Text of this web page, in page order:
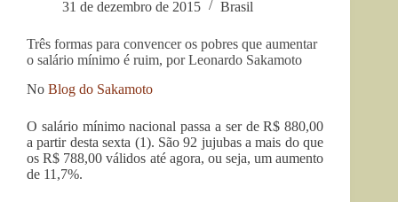
assassinado
sai
no
jornal]
31 de dezembro de 2015 Brasil
Três formas para convencer os pobres que aumentar
o salário mínimo é ruim, por Leonardo Sakamoto
No Blog do Sakamoto
O salário mínimo nacional passa a ser de R$ 880,00
a partir desta sexta (1). São 92 jujubas a mais do que
os R$ 788,00 válidos até agora, ou seja, um aumento
de 11,7%.